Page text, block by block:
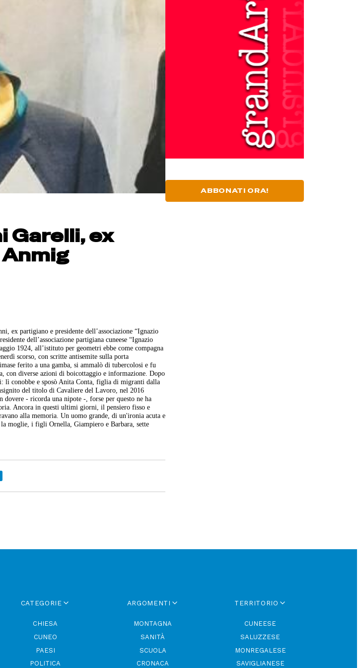
Garelli, ex
ex partigiano e presidente dell’associazione “Ignazio
dell’associazione partigiana cuneese “Ignazio
1924, all’istituto per geometri ebbe come compagna
scorso, con scritte antisemite sulla porta
ferito a una gamba, si ammalò di tubercolosi e fu
con diverse azioni di boicottaggio e informazione. Dopo
lì conobbe e sposò Anita Conta, figlia di migranti dalla
del titolo di Cavaliere del Lavoro, nel 2016
- ricorda una nipote -, forse per questo ne ha
Ancora in questi ultimi giorni, il pensiero fisso e
alla memoria. Un uomo grande, di un'ironia acuta e
moglie, i figli Ornella, Giampiero e Barbara, sette
ABBONATI ORA!
CATEGORIE
CHIESA
CUNEO
PAESI
POLITICA
ARGOMENTI
MONTAGNA
SANITÀ
SCUOLA
CRONACA
TERRITORIO
CUNEESE
SALUZZESE
MONREGALESE
SAVIGLIANESE